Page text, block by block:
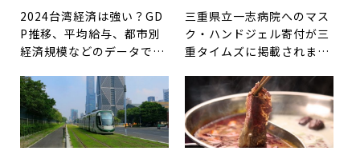
2024台湾経済は強い？GD
P推移、平均給与、都市別
経済規模などのデータで確
三重県立一志病院へのマス
ク・ハンドジェル寄付が三
重タイムズに掲載されまし